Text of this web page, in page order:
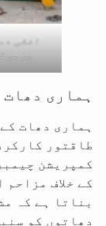
افقی
پریس
ہماری
ہماری دھات
طاقتور
کمپریشن
کے خلاف
بناتا ہے کہ
دھاتوں کو